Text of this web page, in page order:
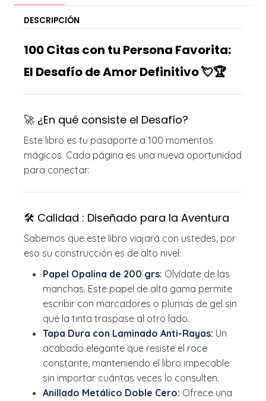
DESCRIPCIÓN
100 Citas con tu Persona Favorita:
El Desafío de Amor Definitivo 💘🏆
🚀 ¿En qué consiste el Desafío?
Este libro es tu pasaporte a 100 momentos
mágicos. Cada página es una nueva oportunidad
para conectar:
🛠️ Calidad : Diseñado para la Aventura
Sabemos que este libro viajará con ustedes, por
eso su construcción es de alto nivel:
Papel Opalina de 200 grs: Olvídate de las
manchas. Este papel de alta gama permite
escribir con marcadores o plumas de gel sin
que la tinta traspase al otro lado.
Tapa Dura con Laminado Anti-Rayas: Un
acabado elegante que resiste el roce
constante, manteniendo el libro impecable
sin importar cuántas veces lo consulten.
Anillado Metálico Doble Cero: Ofrece una